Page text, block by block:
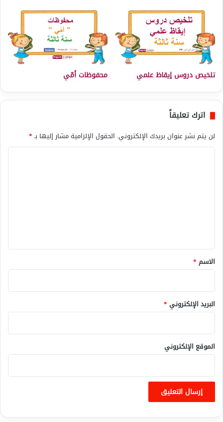
تلخيص دروس إيقاظ علمي محفوظات أمّي
اترك تعليقاً
لن يتم نشر عنوان بريدك الإلكتروني. الحقول الإلزامية مشار إليها بـ*
*
الاسم *
البريد الإلكتروني *
الموقع الإلكتروني